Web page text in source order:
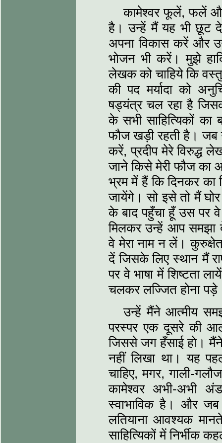
कामेश्‍वर फूलें, फलें
है। उन्‍हें मैं यह भी छूट
अपना विकास करें और
भोजन भी करें। मुझे
लेखक को चाहिये कि
की पद मर्यादा को
षड्यंत्र चल रहा है
के सभी साहित्‍यिकों
फौज खड़ी रहती है। जब
करें, प्रदीप मेरे विरुद्ध
जाने किसे मेरी फौज का
भ्रम में हैं कि दिनकर
जायेंगे। सो इसे तो मैं
के बाद पहुँचा हूँ उस पर
मिलकर उन्‍हें आप समझा
वे मेरा नाम न लें।
दें जिसके लिए स्‍थान मैं
पर वे भाषा में शिष्‍टता
चलकर लज्जित होना
उन्‍हें मैंने आत्‍मीय
परस्‍पर एक दूसरे की
जिससे जग हँसाई हो।
नहीं लिखा था। यह
चाहिए, मगर, गाली-
कामेश्‍वर अभी-अभी
स्‍वाभाविक है। और
लतियाना आवश्‍यक
साहित्यिकों में निर्भीक